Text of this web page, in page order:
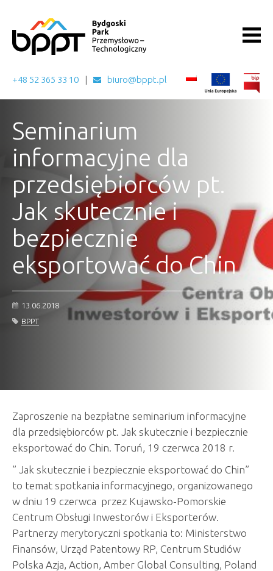
+48 52 365 33 10 biuro@bppt.pl
Seminarium
informacyjne dla
przedsiębiorców pt.
Jak skutecznie i
bezpiecznie
eksportować do Chin
13.06.2018
BPPT
Zaproszenie na bezpłatne seminarium informacyjne
dla przedsiębiorców pt. Jak skutecznie i bezpiecznie
eksportować do Chin. Toruń, 19 czerwca 2018 r.
” Jak skutecznie i bezpiecznie eksportować do Chin”
to temat spotkania informacyjnego, organizowanego
w dniu 19 czerwca przez Kujawsko-Pomorskie
Centrum Obsługi Inwestorów i Eksporterów.
Partnerzy merytoryczni spotkania to: Ministerstwo
Finansów, Urząd Patentowy RP, Centrum Studiów
Polska Azja, Action, Amber Global Consulting, Poland